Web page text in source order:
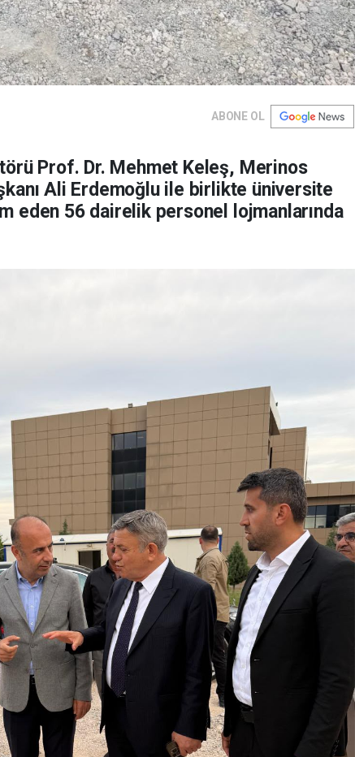
ABONE OL
Prof. Dr. Mehmet Keleş, Merinos
Ali Erdemoğlu ile birlikte üniversite
eden 56 dairelik personel lojmanlarında